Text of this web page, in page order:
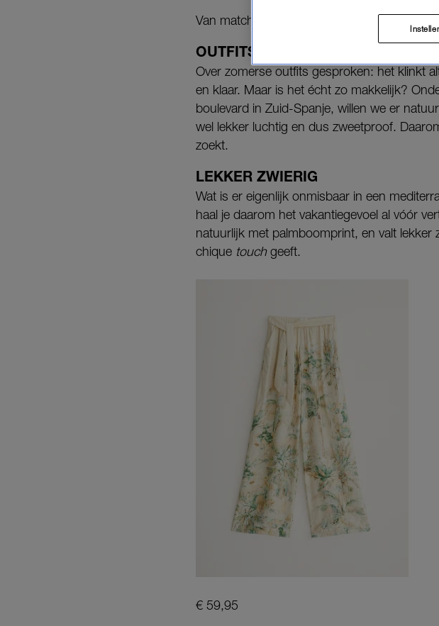
Van matching sets tot fijne prints – alles wat
OUTFITS VOOR OP VAKANTIE
Over zomerse outfits gesproken: het klinkt
en klaar. Maar is het écht zo makkelijk?
boulevard in Zuid-Spanje, willen we er
wel lekker luchtig en dus zweetproof.
zoekt.
LEKKER ZWIERIG
Wat is er eigenlijk onmisbaar in een
haal je daarom het vakantiegevoel al vóór
natuurlijk met palmboomprint, en valt lekker
chique touchgeeft.
€ 59,95